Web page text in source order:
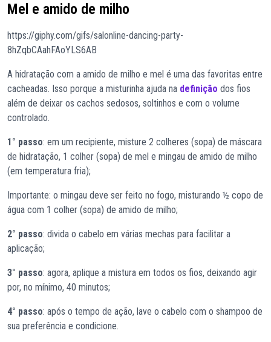
Mel e amido de milho
https://giphy.com/gifs/salonline-dancing-party-
8hZqbCAahFAoYLS6AB
A hidratação com a amido de milho e mel é uma das favoritas entre
cacheadas. Isso porque a misturinha ajuda na definição dos fios
além de deixar os cachos sedosos, soltinhos e com o volume
controlado.
1° passo: em um recipiente, misture 2 colheres (sopa) de máscara
de hidratação, 1 colher (sopa) de mel e mingau de amido de milho
(em temperatura fria);
Importante: o mingau deve ser feito no fogo, misturando ½ copo de
água com 1 colher (sopa) de amido de milho;
2° passo: divida o cabelo em várias mechas para facilitar a
aplicação;
3° passo: agora, aplique a mistura em todos os fios, deixando agir
por, no mínimo, 40 minutos;
4° passo: após o tempo de ação, lave o cabelo com o shampoo de
sua preferência e condicione.